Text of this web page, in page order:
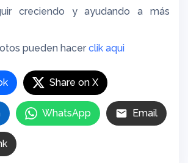
creciendo y ayudando a más
pueden hacer clik aqui
Share on X
WhatsApp Email